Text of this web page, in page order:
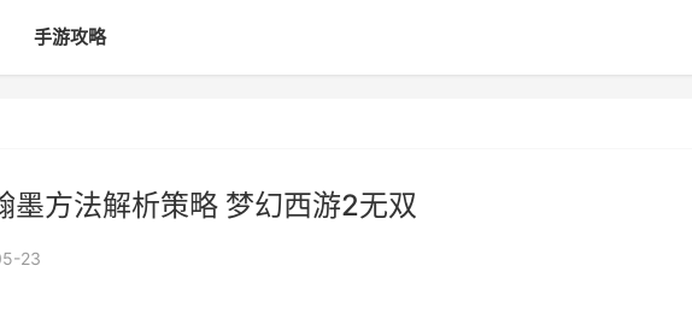
手游攻略
墨方法解析策略 梦幻西游2无双
23